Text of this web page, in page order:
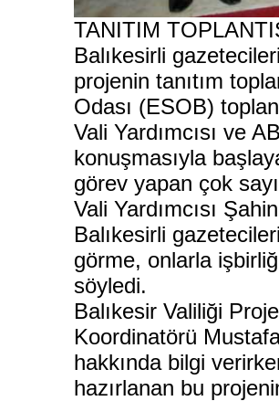
TANITIM
Balıkesirli
projenin tanıtım
Odası (ESOB)
Vali Yardımcısı ve
konuşmasıyla
görev yapan çok
Vali Yardımcısı
Balıkesirli
görme, onlarla
söyledi.
Balıkesir Valiliği
Koordinatörü
hakkında bilgi
hazırlanan bu